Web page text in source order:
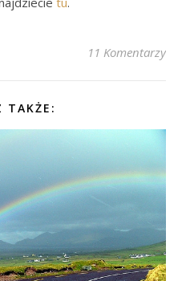
11 Komentarzy
TAKŻE: